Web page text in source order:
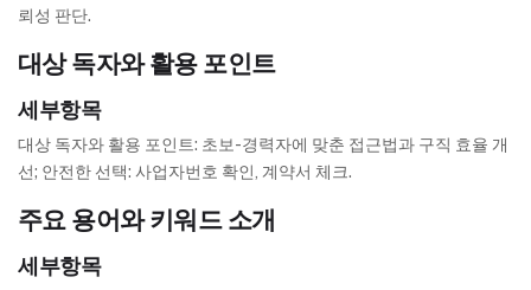
뢰성 판단.
대상 독자와 활용 포인트
세부항목
대상 독자와 활용 포인트: 초보-경력자에 맞춘 접근법과 구직 효율 개
선; 안전한 선택: 사업자번호 확인, 계약서 체크.
주요 용어와 키워드 소개
세부항목